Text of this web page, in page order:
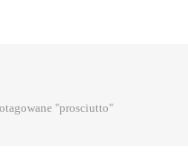
"prosciutto"